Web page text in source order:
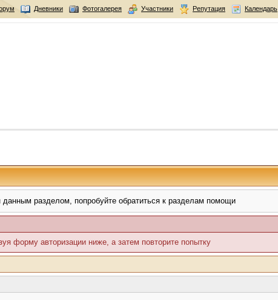
Дневники Фотогалерея Участники Репутация Календарь
разделом, попробуйте обратиться к разделам помощи
форму авторизации ниже, а затем повторите попытку